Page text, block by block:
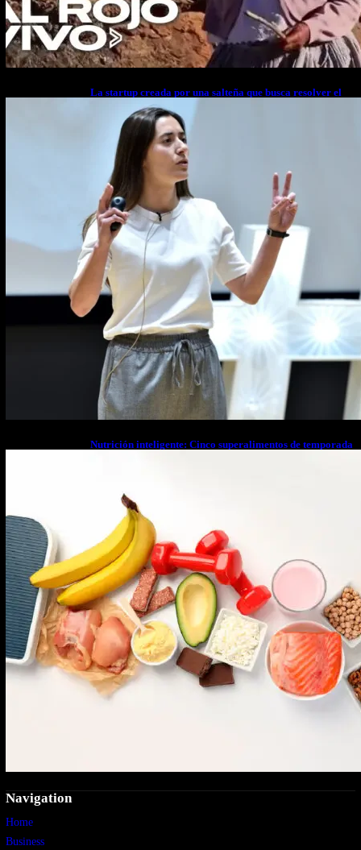
La startup creada por una salteña que busca resolver el
estrés financiero en Latinoamérica
Nutrición inteligente: Cinco superalimentos de temporada
Navigation
Home
Business